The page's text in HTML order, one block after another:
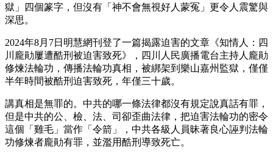
獄」四個篆字，但沒有「神不會無視好人蒙冤」更令人震驚與
深思。
2024年8月7日明慧網刊登了一篇揭露迫害的文章《知情人：四
川龐勛屢遭酷刑被迫害致死》，四川人民廣播電台主持人龐勛
修煉法輪功，傳播法輪功真相，被綁架到樂山嘉州監獄，僅僅
半年時間被酷刑迫害致死，年僅三十歲。
講真相是無罪的。中共的哪一條法律都沒有規定說真話有罪，
但是中共的公、檢、法、司卻歪曲法律，把迫害法輪功的密令
這個「雞毛」當作「令箭」，中共各級人員昧著良心誣判法輪
功修煉者龐勛有罪，並濫用酷刑導致死亡。